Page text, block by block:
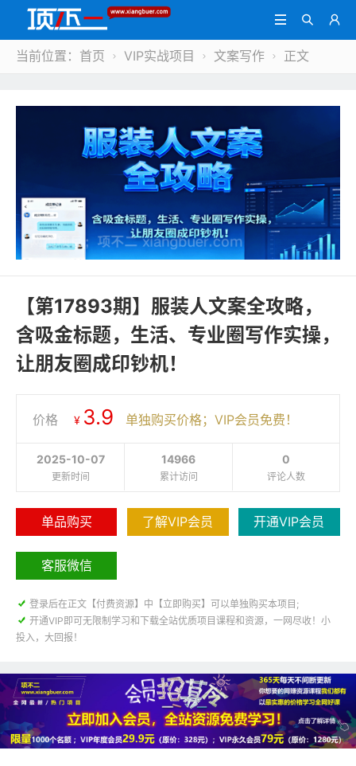



当前位置： 首页  VIP实战项目  文案写作  正文
【第17893期】服装人文案全攻略，
含吸金标题，生活、专业圈写作实操，
让朋友圈成印钞机！
价格 ¥ 3.9 单独购买价格；VIP会员免费！
0
评论人数
14966
累计访问
2025-10-07
更新时间
单品购买 了解VIP会员 开通VIP会员
客服微信
 登录后在正文【付费资源】中【立即购买】可以单独购买本项目;
 开通VIP即可无限制学习和下载全站优质项目课程和资源，一网尽收！小
投入，大回报！